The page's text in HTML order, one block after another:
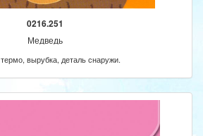
0216.251
Медведь
вырубка, деталь снаружи.